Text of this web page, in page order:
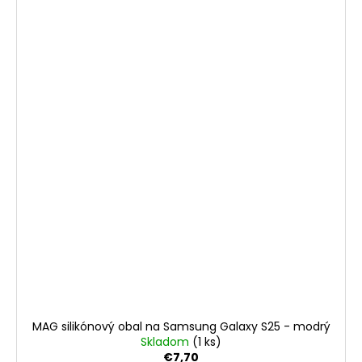
MAG silikónový obal na Samsung Galaxy S25 - modrý
Skladom (1 ks)
€7,70